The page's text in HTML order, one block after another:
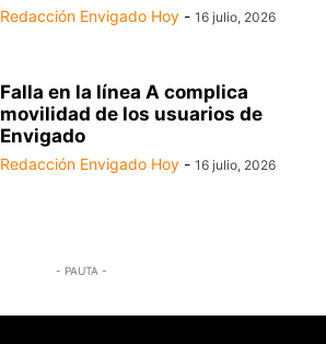
Redacción Envigado Hoy - 16 julio, 2026
Falla en la línea A complica
movilidad de los usuarios de
Envigado
Redacción Envigado Hoy - 16 julio, 2026
- PAUTA -